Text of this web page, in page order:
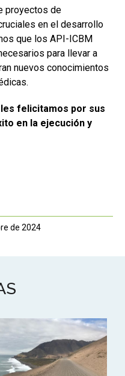
proyectos de
en el desarrollo
que los API-ICBM
para llevar a
nuevos conocimientos
les felicitamos por sus
en la ejecución y
de 2024